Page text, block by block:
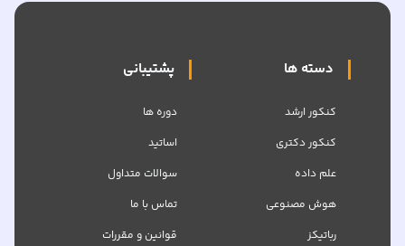
دسته ها
کنکور ارشد
کنکور دکتری
علم داده
هوش مصنوعی
رباتیکز
پشتیبانی
دوره ها
اساتید
سوالات متداول
تماس با ما
قوانین و مقررات